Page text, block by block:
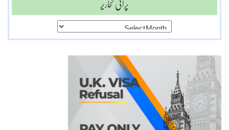
پرانی تحاریر